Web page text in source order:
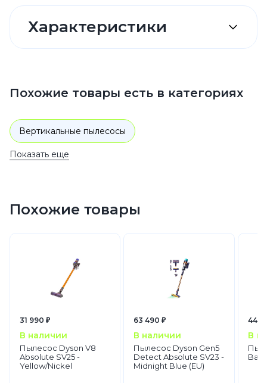
Характеристики
Похожие товары есть в категориях
Вертикальные пылесосы
Пылесосы беспроводные
Показать еще
Похожие товары
31 990 ₽
В наличии
Пылесос Dyson V8
Absolute SV25 -
Yellow/Nickel
63 490 ₽
В наличии
Пылесос Dyson Gen5
Detect Absolute SV23 -
Midnight Blue (EU)
44
В
Ball